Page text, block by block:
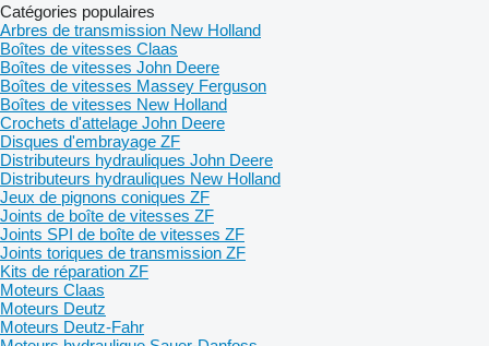
Catégories populaires
Arbres de transmission New Holland
Boîtes de vitesses Claas
Boîtes de vitesses John Deere
Boîtes de vitesses Massey Ferguson
Boîtes de vitesses New Holland
Crochets d'attelage John Deere
Disques d'embrayage ZF
Distributeurs hydrauliques John Deere
Distributeurs hydrauliques New Holland
Jeux de pignons coniques ZF
Joints de boîte de vitesses ZF
Joints SPI de boîte de vitesses ZF
Joints toriques de transmission ZF
Kits de réparation ZF
Moteurs Claas
Moteurs Deutz
Moteurs Deutz-Fahr